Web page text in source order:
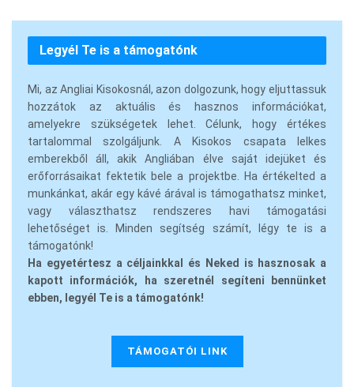
Legyél Te is a támogatónk
Mi, az Angliai Kisokosnál, azon dolgozunk, hogy eljuttassuk
hozzátok az aktuális és hasznos információkat,
amelyekre szükségetek lehet. Célunk, hogy értékes
tartalommal szolgáljunk. A Kisokos csapata lelkes
emberekből áll, akik Angliában élve saját idejüket és
erőforrásaikat fektetik bele a projektbe. Ha értékelted a
munkánkat, akár egy kávé árával is támogathatsz minket,
vagy választhatsz rendszeres havi támogatási
lehetőséget is. Minden segítség számít, légy te is a
támogatónk!
Ha egyetértesz a céljainkkal és Neked is hasznosak a
kapott információk, ha szeretnél segíteni bennünket
ebben, legyél Te is a támogatónk!
TÁMOGATÓI LINK